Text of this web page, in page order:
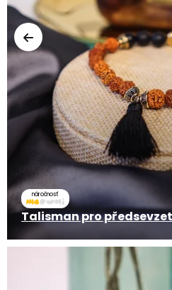
náročnosť
Talisman pro